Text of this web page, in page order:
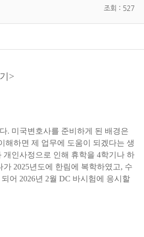
조회 : 527
>
. 미국변호사를 준비하게 된 배경은
해하면 제 업무에 도움이 되겠다는 생
개인사정으로 인해 휴학을 4학기나 하
가 2025년도에 한림에 복학하였고, 수
되어 2026년 2월 DC 바시험에 응시할